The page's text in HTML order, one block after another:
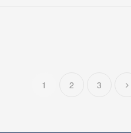
1 2 3